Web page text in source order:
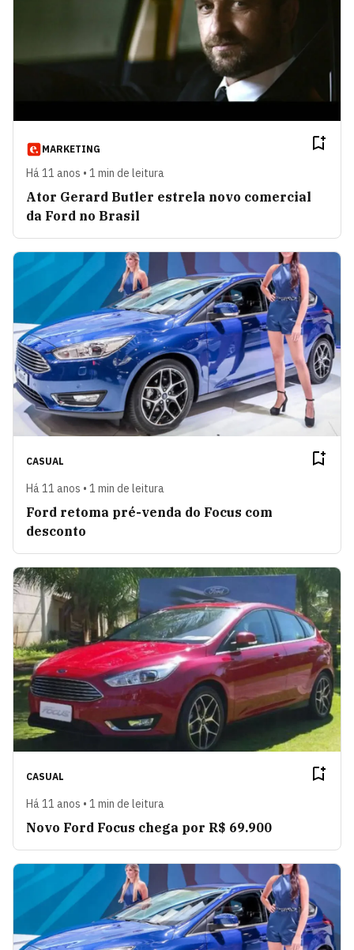
MARKETING
Há 11 anos • 1 min de leitura
Ator Gerard Butler estrela novo comercial
da Ford no Brasil
CASUAL
Há 11 anos • 1 min de leitura
Ford retoma pré-venda do Focus com
desconto
CASUAL
Há 11 anos • 1 min de leitura
Novo Ford Focus chega por R$ 69.900